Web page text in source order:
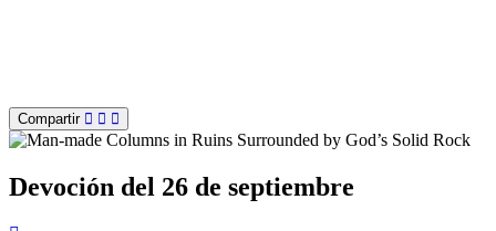
Compartir
Devoción del 26 de septiembre